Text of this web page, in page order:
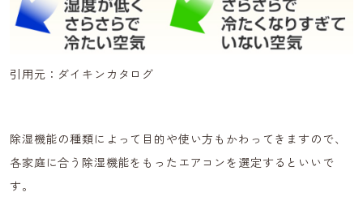
引用元：ダイキンカタログ
除湿機能の種類によって目的や使い方もかわってきますので、
各家庭に合う除湿機能をもったエアコンを選定するといいで
す。